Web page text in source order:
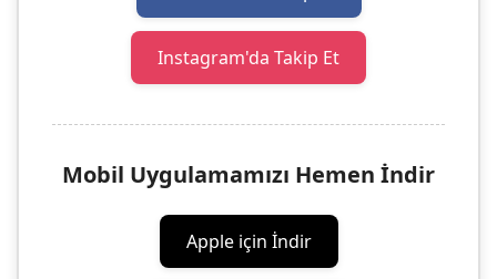
Instagram'da Takip Et
Mobil Uygulamamızı Hemen İndir
Apple için İndir